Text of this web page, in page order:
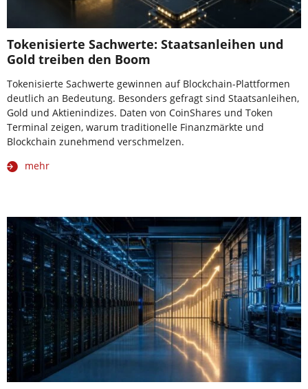
Tokenisierte Sachwerte: Staatsanleihen und
Gold treiben den Boom
Tokenisierte Sachwerte gewinnen auf Blockchain-Plattformen
deutlich an Bedeutung. Besonders gefragt sind Staatsanleihen,
Gold und Aktienindizes. Daten von CoinShares und Token
Terminal zeigen, warum traditionelle Finanzmärkte und
Blockchain zunehmend verschmelzen.
mehr